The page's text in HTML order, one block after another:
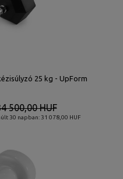
25 kg - UpForm
30 napban: 31 078,00 HUF
500,00 HUF